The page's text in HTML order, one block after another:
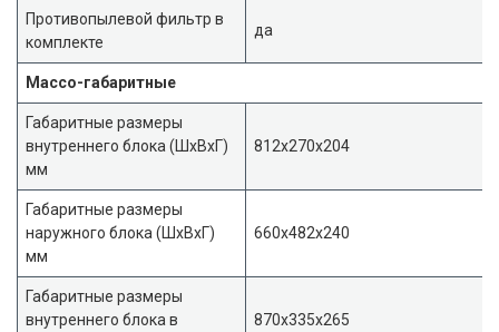
Противопылевой фильтр в
комплекте
да
Массо-габаритные
Габаритные размеры
внутреннего блока (ШxВxГ)
мм
812x270x204
Габаритные размеры
наружного блока (ШxВxГ)
мм
660x482x240
Габаритные размеры
внутреннего блока в
870x335x265